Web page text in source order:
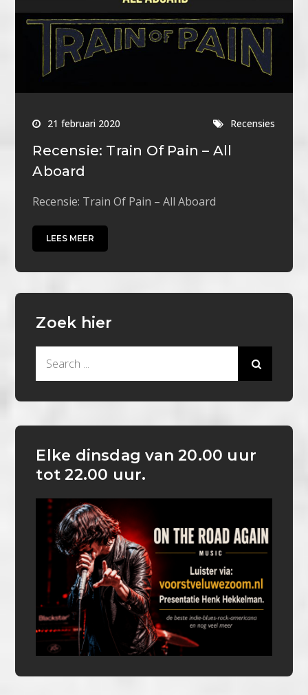
21 februari 2020 Recensies
Recensie: Train Of Pain – All
Aboard
Recensie: Train Of Pain – All Aboard
LEES MEER
Zoek hier
Elke dinsdag van 20.00 uur
tot 22.00 uur.